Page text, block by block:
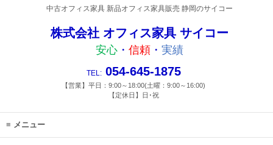
中古オフィス家具 新品オフィス家具販売 静岡のサイコー
株式会社 オフィス家具 サイコー
安心 ・ 信頼 ・ 実績
TEL:054-645-1875
【営業】平日：9:00～18:00(土曜：9:00～16:00)
【定休日】日･祝
メニュー